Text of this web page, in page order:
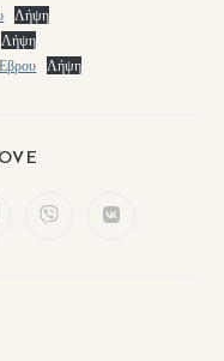
Λήψη
Λήψη
Λήψη